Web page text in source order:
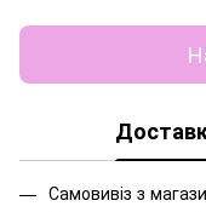
Самовивіз з